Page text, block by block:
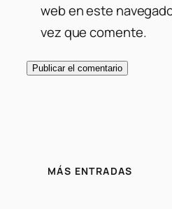
web en este
vez que comente.
MÁS ENTRADAS